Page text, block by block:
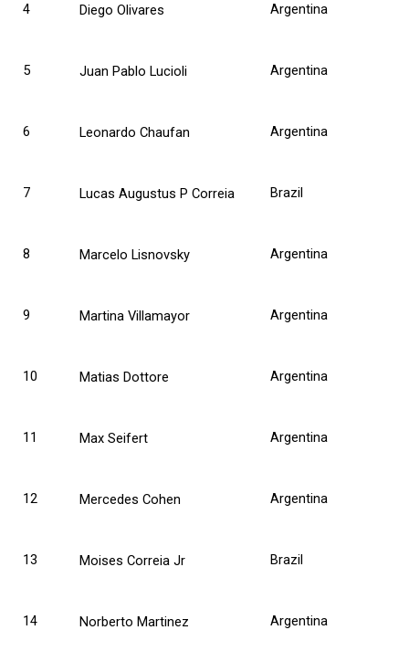
4 Diego Olivares Argentina
5 Juan Pablo Lucioli Argentina
6 Leonardo Chaufan Argentina
7 Lucas Augustus P Correia Brazil
8 Marcelo Lisnovsky Argentina
9 Martina Villamayor Argentina
10 Matias Dottore Argentina
11 Max Seifert Argentina
12 Mercedes Cohen Argentina
13 Moises Correia Jr Brazil
14 Norberto Martinez Argentina